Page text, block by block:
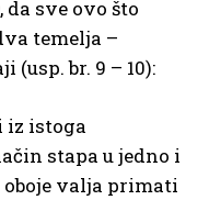
, da sve ovo što
temelja –
(usp. br. 9 – 10):
iz istoga
stapa u jedno i
oboje valja primati